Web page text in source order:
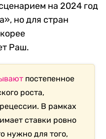
на 2024 год
но для стран
Раш.
постепенное
роста,
В рамках
ставки ровно
нужно для того,